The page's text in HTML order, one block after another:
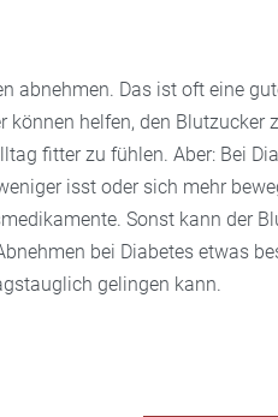
abnehmen. Das ist oft eine
helfen, den Blutzucker
fitter zu fühlen. Aber: Bei
isst oder sich mehr
Sonst kann der
bei Diabetes etwas
gelingen kann.